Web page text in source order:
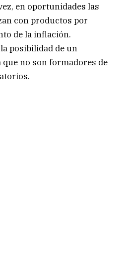
en oportunidades las
con productos por
de la inflación.
posibilidad de un
que no son formadores de